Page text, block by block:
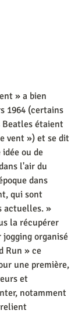
» a bien
1964 (certains
Beatles étaient
vent ») et se dit
ou de
l'air du
dans
qui sont
actuelles. »
la récupérer
organisé
Run » ce
une première,
et
notamment
relient